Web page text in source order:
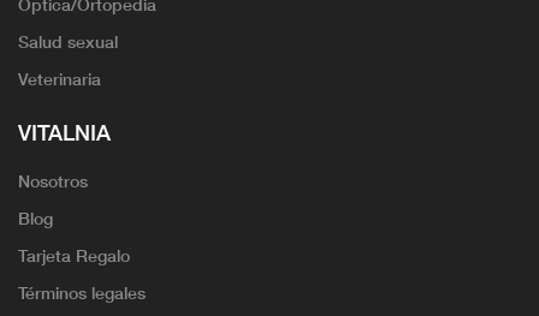
Salud sexual
Veterinaria
VITALNIA
Nosotros
Blog
Tarjeta Regalo
Términos legales